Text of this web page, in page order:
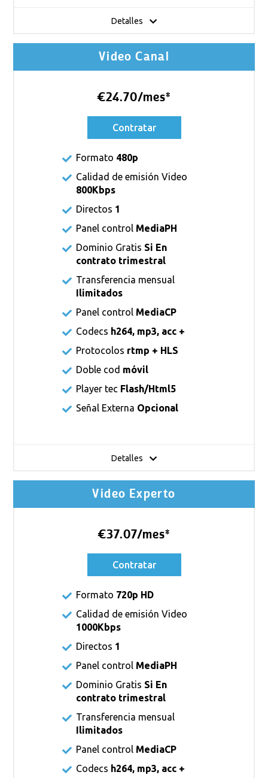
Detalles
Video Canal
€24.70/mes*
Contratar
Formato 480p
Calidad de emisión Video
800Kbps
Directos 1
Panel control MediaPH
Dominio Gratis Si En
contrato trimestral
Transferencia mensual
Ilimitados
Panel control MediaCP
Codecs h264, mp3, acc +
Protocolos rtmp + HLS
Doble cod móvil
Player tec Flash/Html5
Señal Externa Opcional
Detalles
Video Experto
€37.07/mes*
Contratar
Formato 720p HD
Calidad de emisión Video
1000Kbps
Directos 1
Panel control MediaPH
Dominio Gratis Si En
contrato trimestral
Transferencia mensual
Ilimitados
Panel control MediaCP
Codecs h264, mp3, acc +